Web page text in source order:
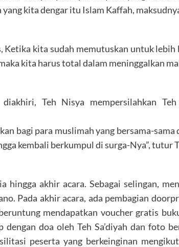
kita dengar itu Islam Kaffah,
Ketika kita sudah memutuskan untuk
kita harus total dalam meninggalkan
Teh Nisya mempersilahkan
bagi para muslimah yang bersama-
kembali berkumpul di surga-Nya”, tutur
hingga akhir acara. Sebagai selingan,
Pada akhir acara, ada pembagian
mendapatkan voucher gratis
doa oleh Teh Sa’diyah dan foto
peserta yang berkeinginan